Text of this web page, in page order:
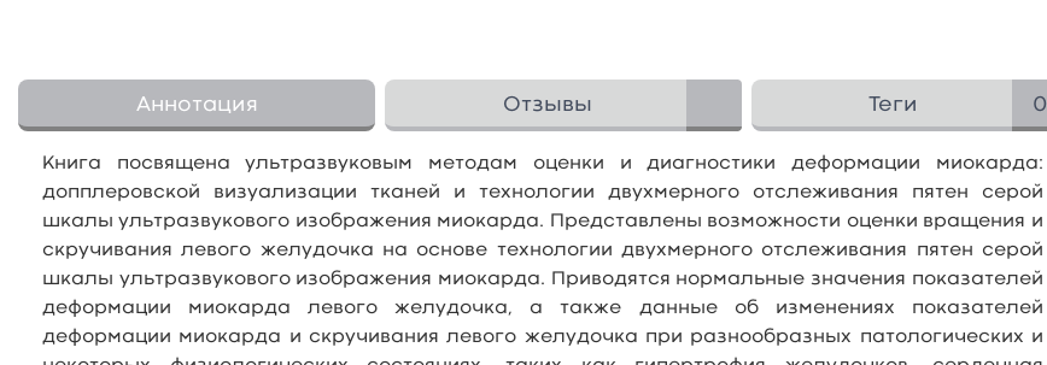
Аннотация Отзывы Теги 0
Книга посвящена ультразвуковым методам оценки и диагностики деформации миокарда:
допплеровской визуализации тканей и технологии двухмерного отслеживания пятен серой
шкалы ультразвукового изображения миокарда. Представлены возможности оценки вращения и
скручивания левого желудочка на основе технологии двухмерного отслеживания пятен серой
шкалы ультразвукового изображения миокарда. Приводятся нормальные значения показателей
деформации миокарда левого желудочка, а также данные об изменениях показателей
деформации миокарда и скручивания левого желудочка при разнообразных патологических и